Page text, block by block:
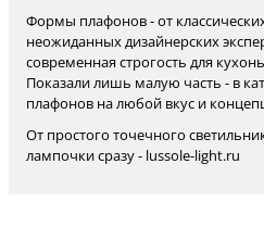
Формы плафонов - от
неожиданных дизайнерских
современная строгость для
Показали лишь малую часть - в
плафонов на любой вкус и
От простого точечного
лампочки сразу - lussole-light.ru